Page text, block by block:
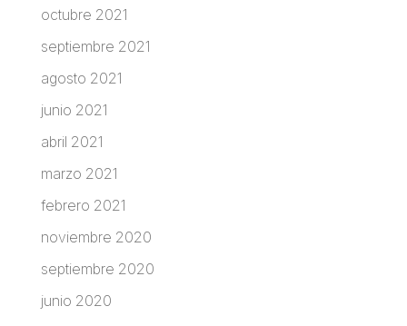
octubre 2021
septiembre 2021
agosto 2021
junio 2021
abril 2021
marzo 2021
febrero 2021
noviembre 2020
septiembre 2020
junio 2020